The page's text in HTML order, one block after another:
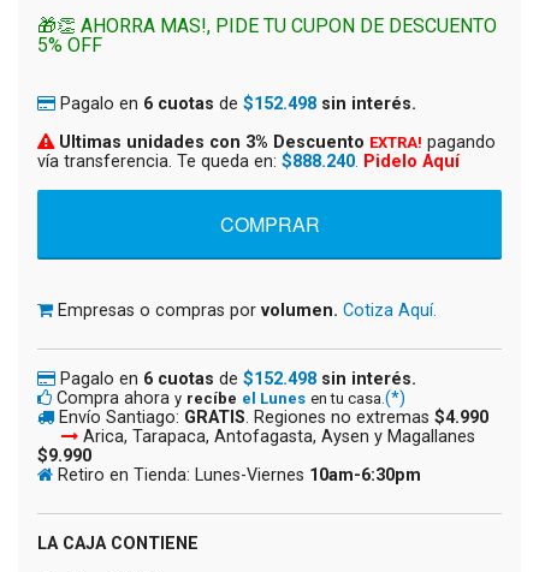
🎁👏 AHORRA MAS!, PIDE TU CUPON DE DESCUENTO
5% OFF
Pagalo en 6 cuotas de $152.498 sin interés.
Ultimas unidades con 3% Descuento EXTRA! pagando
vía transferencia. Te queda en: $888.240. Pidelo Aquí
Empresas o compras por volumen. Cotiza Aquí.
Pagalo en 6 cuotas de $152.498 sin interés.
Compra ahora y recíbe el Lunes en tu casa.(*)
Envío Santiago: GRATIS. Regiones no extremas $4.990
Arica, Tarapaca, Antofagasta, Aysen y Magallanes
$9.990
Retiro en Tienda: Lunes-Viernes 10am-6:30pm
LA CAJA CONTIENE